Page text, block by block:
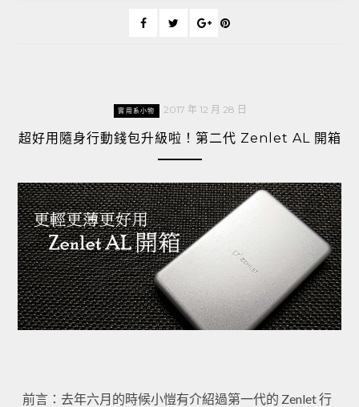
實用系小物 2017 年 12 月 28 日
超好用隨身行動錢包升級啦！第二代 Zenlet AL 開箱
前言：去年六月的時候小愷有介紹過第一代的 Zenlet 行